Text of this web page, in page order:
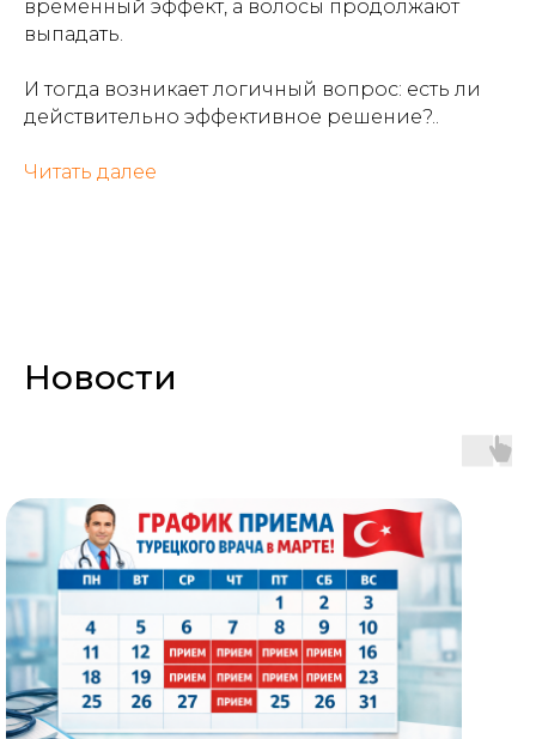
временный эффект, а волосы продолжают
выпадать.
И тогда возникает логичный вопрос: есть ли
действительно эффективное решение?..
Читать далее
Новости